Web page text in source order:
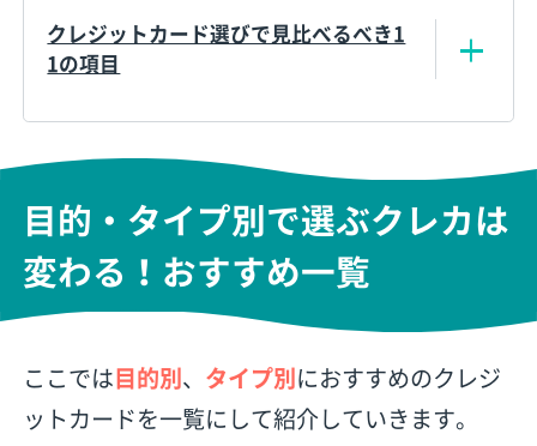
クレジットカード選びで見比べるべき1
1の項目
目的・タイプ別で選ぶクレカは
変わる！おすすめ一覧
ここでは目的別、 タイプ別におすすめのクレジ
ットカードを一覧にして紹介していきます。